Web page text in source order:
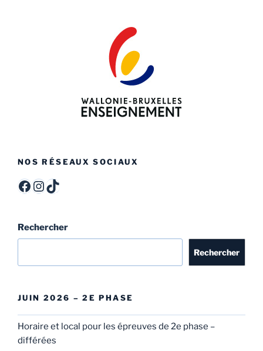
NOS RÉSEAUX SOCIAUX
ITCF Félicien Rops - Officiel - itcffr
itcffr
Rechercher
Rechercher
JUIN 2026 – 2E PHASE
Horaire et local pour les épreuves de 2e phase –
différées